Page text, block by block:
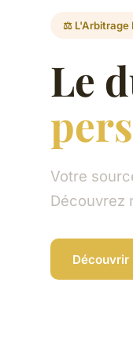
⚖️ L'Arbitrage
Le
Votre
Découvrez
Découvrir